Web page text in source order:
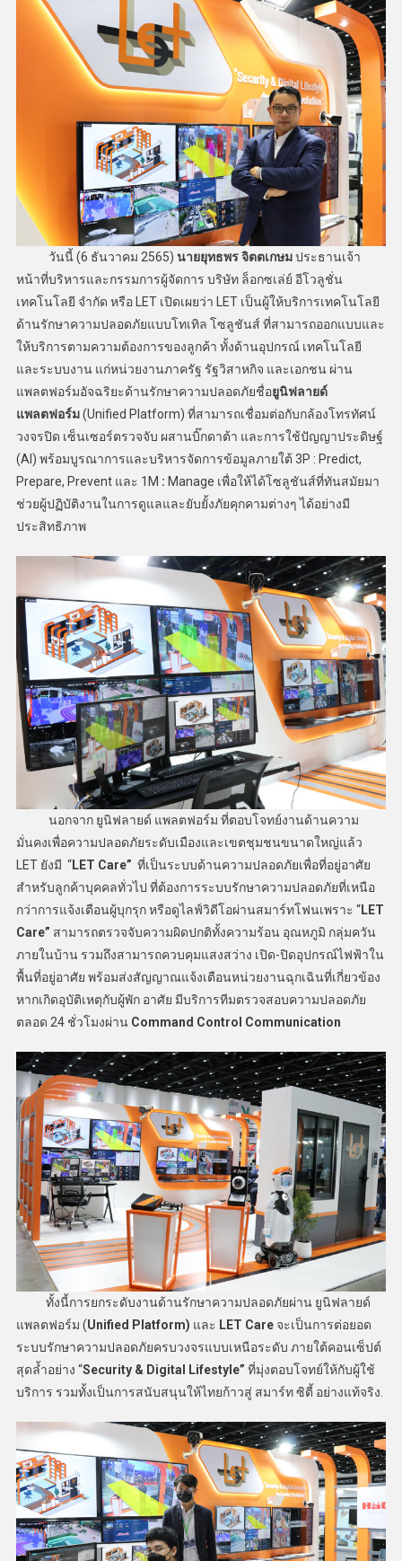
วันนี้ (6 ธันวาคม 2565) นายยุทธพร จิตตเกษมประธานเจ้า
หน้าที่บริหารและกรรมการผู้จัดการ บริษัท ล็อกซเล่ย์ อีโวลูชั่น
เทคโนโลยี จำกัด หรือ LET เปิดเผยว่า LET เป็นผู้ให้บริการเทคโนโลยี
ด้านรักษาความปลอดภัยแบบโทเทิล โซลูชันส์ ที่สามารถออกแบบและ
ให้บริการตามความต้องการของลูกค้า ทั้งด้านอุปกรณ์ เทคโนโลยี
และระบบงาน แก่หน่วยงานภาครัฐ รัฐวิสาหกิจ และเอกชน ผ่าน
แพลตฟอร์มอัจฉริยะด้านรักษาความปลอดภัยชื่อยูนิฟลายด์
แพลตฟอร์ม(Unified Platform) ที่สามารถเชื่อมต่อกับกล้องโทรทัศน์
วงจรปิด เซ็นเซอร์ตรวจจับ ผสานบิ๊กดาต้า และการใช้ปัญญาประดิษฐ์
(AI) พร้อมบูรณาการและบริหารจัดการข้อมูลภายใต้ 3P : Predict,
Prepare, Prevent และ 1M : Manage เพื่อให้ได้โซลูชันส์ที่ทันสมัยมา
ช่วยผู้ปฏิบัติงานในการดูแลและยับยั้งภัยคุกคามต่างๆ ได้อย่างมี
ประสิทธิภาพ
นอกจาก ยูนิฟลายด์ แพลตฟอร์ม ที่ตอบโจทย์งานด้านความ
มั่นคงเพื่อความปลอดภัยระดับเมืองและเขตชุมชนขนาดใหญ่แล้ว
LET ยังมี “LET Care” ที่เป็นระบบด้านความปลอดภัยเพื่อที่อยู่อาศัย
สำหรับลูกค้าบุคคลทั่วไป ที่ต้องการระบบรักษาความปลอดภัยที่เหนือ
กว่าการแจ้งเตือนผู้บุกรุก หรือดูไลฟ์วิดีโอผ่านสมาร์ทโฟนเพราะ “LET
Care” สามารถตรวจจับความผิดปกติทั้งความร้อน อุณหภูมิ กลุ่มควัน
ภายในบ้าน รวมถึงสามารถควบคุมแสงสว่าง เปิด-ปิดอุปกรณ์ไฟฟ้าใน
พื้นที่อยู่อาศัย พร้อมส่งสัญญาณแจ้งเตือนหน่วยงานฉุกเฉินที่เกี่ยวข้อง
หากเกิดอุบัติเหตุกับผู้พัก อาศัย มีบริการทีมตรวจสอบความปลอดภัย
ตลอด 24 ชั่วโมงผ่าน Command Control Communication
ทั้งนี้การยกระดับงานด้านรักษาความปลอดภัยผ่าน ยูนิฟลายด์
แพลตฟอร์ม (Unified Platform) และ LET Care จะเป็นการต่อยอด
ระบบรักษาความปลอดภัยครบวงจรแบบเหนือระดับ ภายใต้คอนเซ็ปต์
สุดล้ำอย่าง “Security & Digital Lifestyle” ที่มุ่งตอบโจทย์ให้กับผู้ใช้
บริการ รวมทั้งเป็นการสนับสนุนให้ไทยก้าวสู่ สมาร์ท ซิตี้ อย่างแท้จริง.